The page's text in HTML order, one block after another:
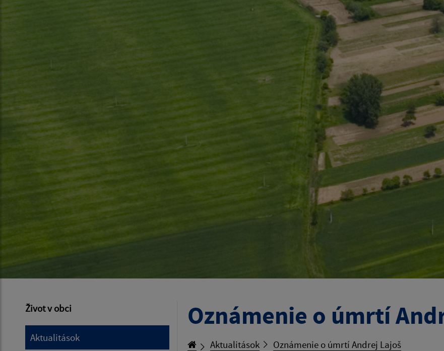
Život v obci
Aktualitások
Oznámenie o úmrtí
Aktualitások Oznámenie o úmrtí Andrej Lajoš